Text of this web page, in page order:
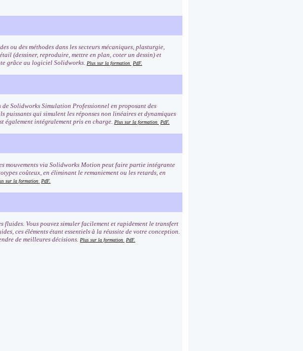
ou des méthodes dans les secteurs mécaniques, plasturgie,
(dessiner, reproduire, mettre en plan, coter un dessin) et
grâce au logiciel Solidworks. Plus sur la formation PdF.
Solidworks Simulation Professionnel en proposant des
puissants qui simulent les réponses non linéaires et dynamiques
également intégralement pris en charge. Plus sur la formation PdF.
mouvements via Solidworks Motion peut faire partie intégrante
coûteux, en éliminant le remaniement ou les retards, en
sur la formation PdF.
Vous pouvez simuler facilement et rapidement le transfert
ces éléments étant essentiels à la réussite de votre conception.
de meilleures décisions. Plus sur la formation PdF.